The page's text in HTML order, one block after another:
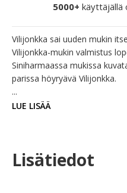
5000+ käyttäjällä
Vilijonkka sai uuden mukin
Vilijonkka-mukin valmistus
Siniharmaassa mukissa
parissa höyryävä Vilijonkka.
...
LUE LISÄÄ
Lisätiedot